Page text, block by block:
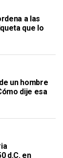
a las
que lo
un hombre
dije esa
d.C. en